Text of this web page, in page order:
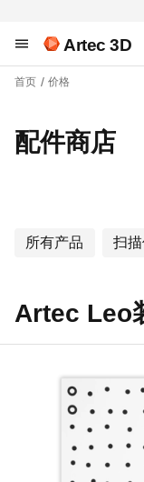
Artec 3D
首页 价格
配件商店
所有产品 扫
Artec Leo